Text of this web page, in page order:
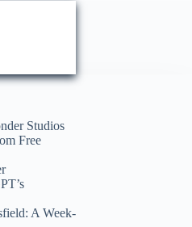
Studios
Free
A Week-